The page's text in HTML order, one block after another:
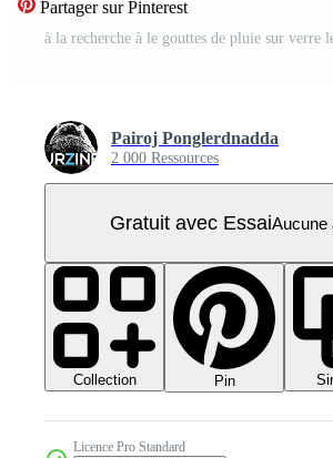
Partager sur Pinterest
à la recherche à le gouttes de pluie sur verre
Pairoj Ponglerdnadda
2 000 Ressources
Gratuit avec EssaiAucune
Collection Pin
Licence Pro Standard